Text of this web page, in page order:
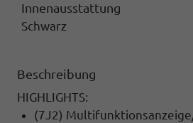
Innenausstattung
Schwarz
Beschreibung
HIGHLIGHTS:
(7J2)